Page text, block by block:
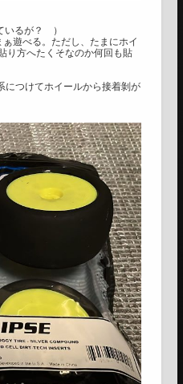
いるが？ ）
遊べる。ただし、たまにホイ
り方へたくそなのか何回も貼
につけてホイールから接着剝が